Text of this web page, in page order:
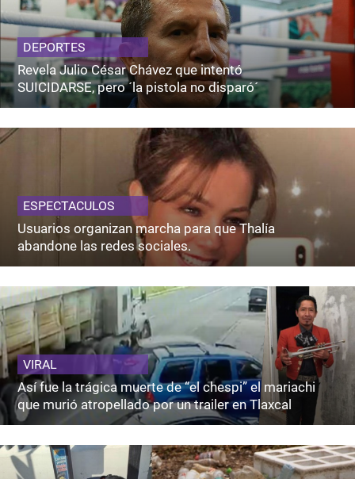
DEPORTES
Revela Julio César Chávez que intentó
SUICIDARSE, pero ´la pistola no disparó´
ESPECTACULOS
Usuarios organizan marcha para que Thalía
abandone las redes sociales.
VIRAL
Así fue la trágica muerte de “el chespi” el mariachi
que murió atropellado por un trailer en Tlaxcal